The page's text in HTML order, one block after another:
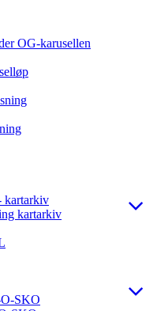
OG-karusellen
kartarkiv
kartarkiv
SKO